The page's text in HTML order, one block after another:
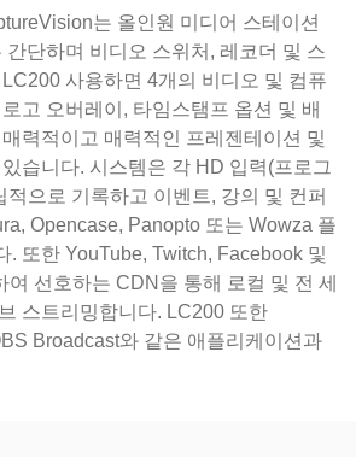
는 올인원 미디어 스테이션
간단하며 비디오 스위처, 레코더 및 스
사용하면 4개의 비디오 및 컴퓨
고 오버레이, 타임스탬프 옵션 및 배
력적이고 매력적인 프레젠테이션 및
습니다. 시스템은 각 HD 입력(프로그
적으로 기록하고 이벤트, 강의 및 컨퍼
Opencase, Panopto 또는 Wowza 플
. 또한 YouTube, Twitch, Facebook 및
여 선호하는 CDN을 통해 로컬 및 전 세
스트리밍합니다. LC200 또한
Broadcast와 같은 애플리케이션과